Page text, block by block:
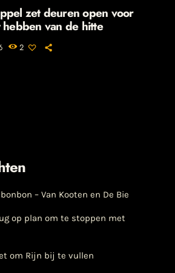
zet deuren open voor
van de hitte
2
– Van Kooten en De Bie
op plan om te stoppen met
om Rijn bij te vullen